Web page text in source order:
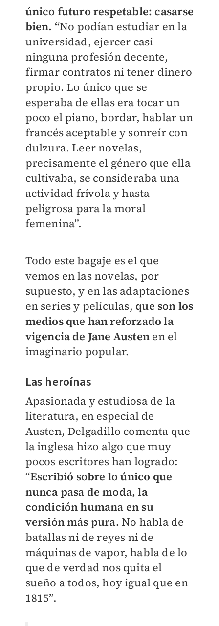
único futuro respetable: casarse
bien. “No podían estudiar en la
universidad, ejercer casi
ninguna profesión decente,
firmar contratos ni tener dinero
propio. Lo único que se
esperaba de ellas era tocar un
poco el piano, bordar, hablar un
francés aceptable y sonreír con
dulzura. Leer novelas,
precisamente el género que ella
cultivaba, se consideraba una
actividad frívola y hasta
peligrosa para la moral
femenina”.
Todo este bagaje es el que
vemos en las novelas, por
supuesto, y en las adaptaciones
en series y películas, que son los
medios que han reforzado la
vigencia de Jane Austen en el
imaginario popular.
Las heroínas
Apasionada y estudiosa de la
literatura, en especial de
Austen, Delgadillo comenta que
la inglesa hizo algo que muy
pocos escritores han logrado:
“Escribió sobre lo único que
nunca pasa de moda, la
condición humana en su
versión más pura. No habla de
batallas ni de reyes ni de
máquinas de vapor, habla de lo
que de verdad nos quita el
sueño a todos, hoy igual que en
1815”.